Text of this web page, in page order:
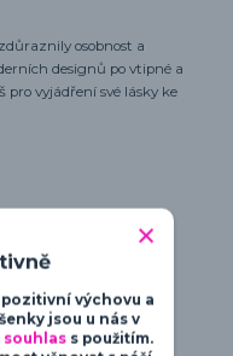
osobnost a
designů po vtipné a
pro vyjádření své lásky ke
výchovu a
jsou u nás v
souhlass použitím.